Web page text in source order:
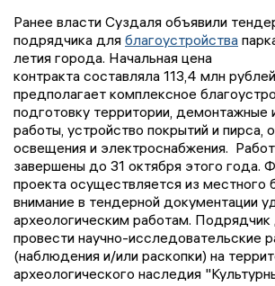
Ранее власти Суздаля объявили
подрядчика для благоустройства
летия города. Начальная цена
контракта составляла 113,4 млн
предполагает комплексное
подготовку территории, демонтажные
работы, устройство покрытий и пирса,
освещения и электроснабжения.
завершены до 31 октября этого года.
проекта осуществляется из
внимание в тендерной документации
археологическим работам.
провести научно-исследовательские
(наблюдения и/или раскопки) на
археологического наследия